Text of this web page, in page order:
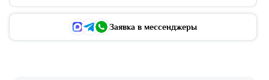
Заявка в мессенджеры